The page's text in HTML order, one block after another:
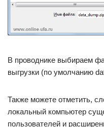
В проводнике выбираем
выгрузки (по умолчанию
Также можете отметить,
локальный компьютер
пользователей и